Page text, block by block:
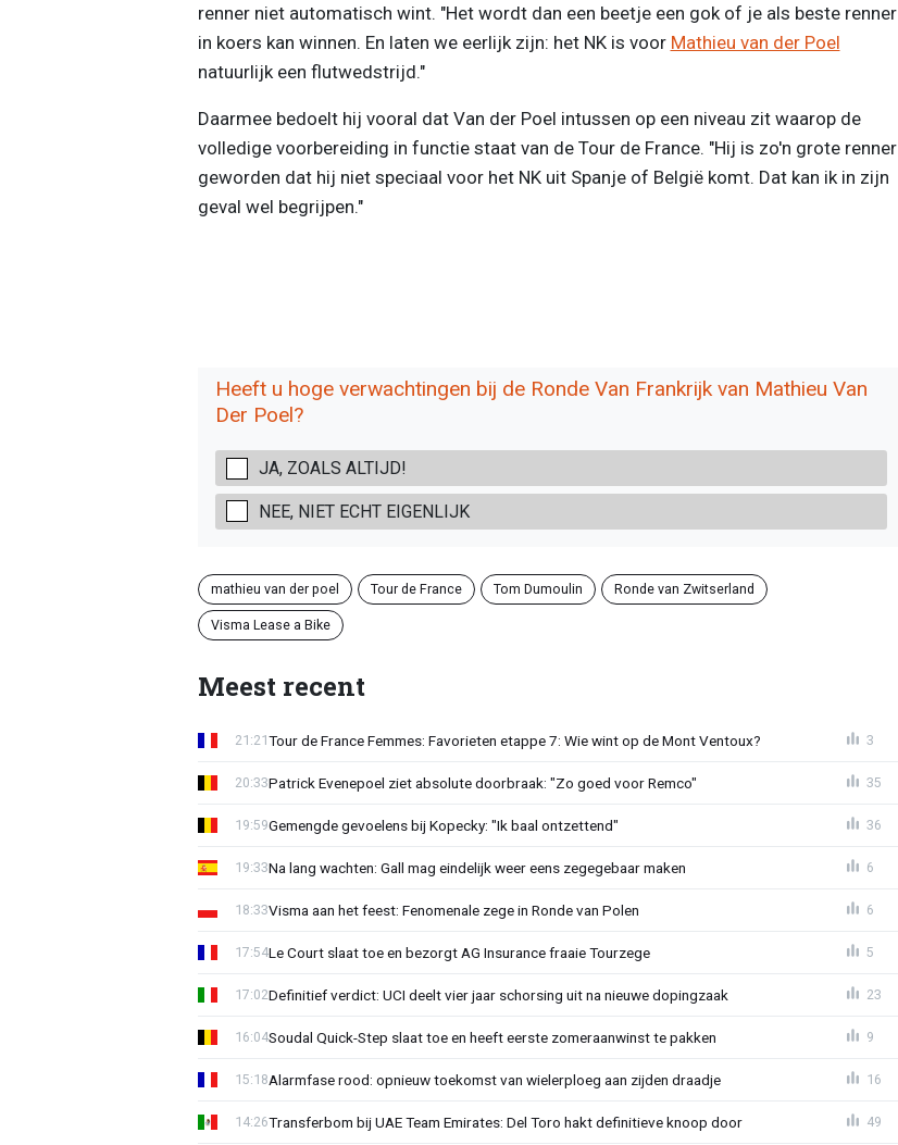
renner niet automatisch wint. "Het wordt dan een beetje een gok of je als beste renner
in koers kan winnen. En laten we eerlijk zijn: het NK is voor Mathieu van der Poel
natuurlijk een flutwedstrijd."
Daarmee bedoelt hij vooral dat Van der Poel intussen op een niveau zit waarop de
volledige voorbereiding in functie staat van de Tour de France. "Hij is zo'n grote renner
geworden dat hij niet speciaal voor het NK uit Spanje of België komt. Dat kan ik in zijn
geval wel begrijpen."
Heeft u hoge verwachtingen bij de Ronde Van Frankrijk van Mathieu Van
Der Poel?
JA, ZOALS ALTIJD!
NEE, NIET ECHT EIGENLIJK
mathieu van der poel Tour de France Tom Dumoulin Ronde van Zwitserland
Visma Lease a Bike
Meest recent
Tour de France Femmes: Favorieten etappe 7: Wie wint op de Mont Ventoux?
21:21 3
Patrick Evenepoel ziet absolute doorbraak: "Zo goed voor Remco"
20:33 35
Gemengde gevoelens bij Kopecky: "Ik baal ontzettend"
19:59 36
Na lang wachten: Gall mag eindelijk weer eens zegegebaar maken
19:33 6
Visma aan het feest: Fenomenale zege in Ronde van Polen
18:33 6
Le Court slaat toe en bezorgt AG Insurance fraaie Tourzege
17:54 5
Definitief verdict: UCI deelt vier jaar schorsing uit na nieuwe dopingzaak
17:02 23
Soudal Quick-Step slaat toe en heeft eerste zomeraanwinst te pakken
16:04 9
Alarmfase rood: opnieuw toekomst van wielerploeg aan zijden draadje
15:18 16
Transferbom bij UAE Team Emirates: Del Toro hakt definitieve knoop door
14:26 49